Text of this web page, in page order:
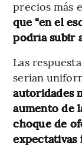
precios más
que “en el
podría subir
Las
serían
autoridades
aumento de
choque de
expectativas